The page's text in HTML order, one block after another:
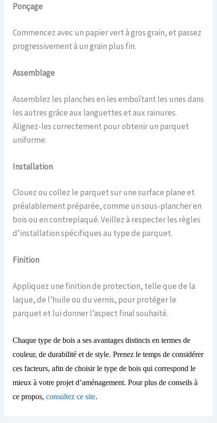
Ponçage
Commencez avec un papier vert à gros grain, et passez
progressivement à un grain plus fin.
Assemblage
Assemblez les planches en les emboîtant les unes dans
les autres grâce aux languettes et aux rainures.
Alignez-les correctement pour obtenir un parquet
uniforme.
Installation
Clouez ou collez le parquet sur une surface plane et
préalablement préparée, comme un sous-plancher en
bois ou en contreplaqué. Veillez à respecter les règles
d’installation spécifiques au type de parquet.
Finition
Appliquez une finition de protection, telle que de la
laque, de l’huile ou du vernis, pour protéger le
parquet et lui donner l’aspect final souhaité.
Chaque type de bois a ses avantages distincts en termes de
couleur, de durabilité et de style. Prenez le temps de considérer
ces facteurs, afin de choisir le type de bois qui correspond le
mieux à votre projet d’aménagement. Pour plus de conseils à
ce propos,consultez ce site.